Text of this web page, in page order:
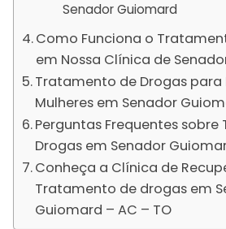
Senador Guiomard
Como Funciona o
em Nossa Clínica de
Tratamento de Drogas para
Mulheres em Senador
Perguntas Frequentes
Drogas em Senador
Conheça a Clínica de
Tratamento de drogas em
Guiomard – AC – TO